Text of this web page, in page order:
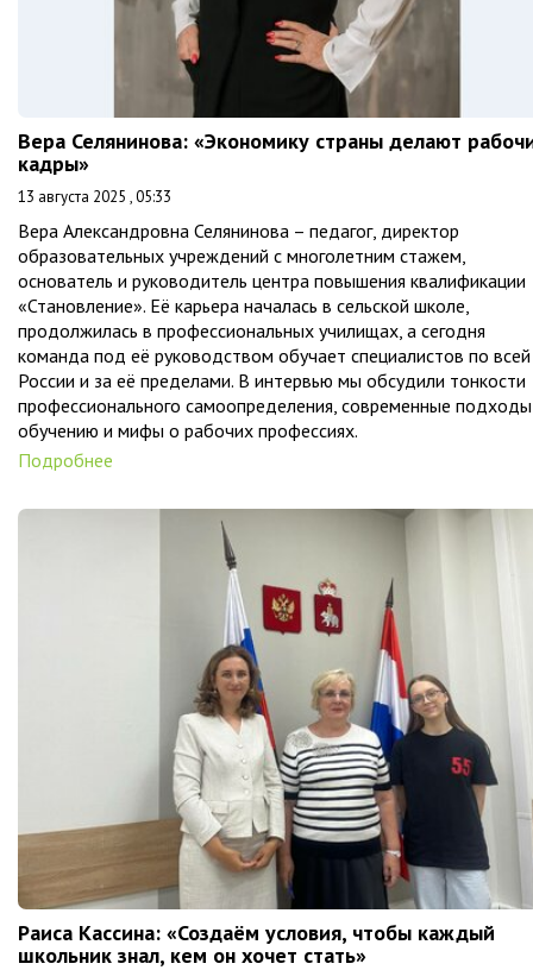
Вера Селянинова: «Экономику страны делают
кадры»
13 августа 2025 , 05:33
Вера Александровна Селянинова – педагог, директор
образовательных учреждений с многолетним стажем,
основатель и руководитель центра повышения квалификации
«Становление». Её карьера началась в сельской школе,
продолжилась в профессиональных училищах, а сегодня
команда под её руководством обучает специалистов по всей
России и за её пределами. В интервью мы обсудили тонкости
профессионального самоопределения, современные
обучению и мифы о рабочих профессиях.
Подробнее
Раиса Кассина: «Создаём условия, чтобы каждый
школьник знал, кем он хочет стать»